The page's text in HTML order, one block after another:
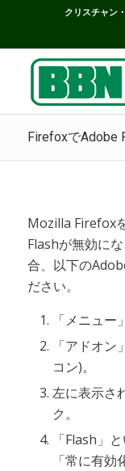
クリスチャン
FirefoxでAdobe
Mozilla Firefox
Flashが無効に
合、以下の
ださい。
「メニュー
「アドオ
コン)。
左に表示さ
ク。
「Flash」
「常に有